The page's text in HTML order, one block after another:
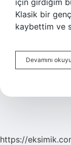
için girdiğim
Klasik bir
kaybettim ve
Devamını
https://